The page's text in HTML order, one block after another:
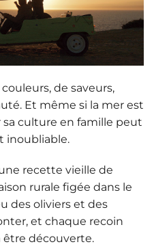
de saveurs,
Et même si la mer est
culture en famille peut
inoubliable.
recette vieille de
rurale figée dans le
des oliviers et des
, et chaque recoin
découverte.